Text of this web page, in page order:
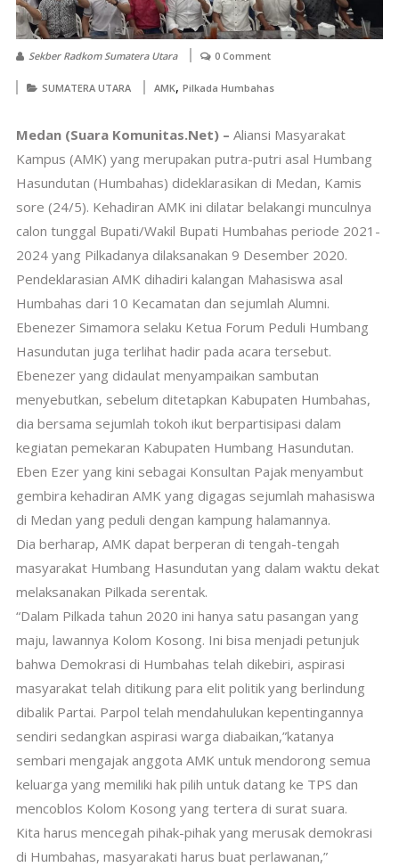
Sekber Radkom Sumatera Utara 0 Comment
SUMATERA UTARA AMK, Pilkada Humbahas
Medan (Suara Komunitas.Net) – Aliansi Masyarakat
Kampus (AMK) yang merupakan putra-putri asal Humbang
Hasundutan (Humbahas) dideklarasikan di Medan, Kamis
sore (24/5). Kehadiran AMK ini dilatar belakangi munculnya
calon tunggal Bupati/Wakil Bupati Humbahas periode 2021-
2024 yang Pilkadanya dilaksanakan 9 Desember 2020.
Pendeklarasian AMK dihadiri kalangan Mahasiswa asal
Humbahas dari 10 Kecamatan dan sejumlah Alumni.
Ebenezer Simamora selaku Ketua Forum Peduli Humbang
Hasundutan juga terlihat hadir pada acara tersebut.
Ebenezer yang didaulat menyampaikan sambutan
menyebutkan, sebelum ditetapkan Kabupaten Humbahas,
dia bersama sejumlah tokoh ikut berpartisipasi dalam
kegiatan pemekaran Kabupaten Humbang Hasundutan.
Eben Ezer yang kini sebagai Konsultan Pajak menyambut
gembira kehadiran AMK yang digagas sejumlah mahasiswa
di Medan yang peduli dengan kampung halamannya.
Dia berharap, AMK dapat berperan di tengah-tengah
masyarakat Humbang Hasundutan yang dalam waktu dekat
melaksanakan Pilkada serentak.
“Dalam Pilkada tahun 2020 ini hanya satu pasangan yang
maju, lawannya Kolom Kosong. Ini bisa menjadi petunjuk
bahwa Demokrasi di Humbahas telah dikebiri, aspirasi
masyarakat telah ditikung para elit politik yang berlindung
dibalik Partai. Parpol telah mendahulukan kepentingannya
sendiri sedangkan aspirasi warga diabaikan,”katanya
sembari mengajak anggota AMK untuk mendorong semua
keluarga yang memiliki hak pilih untuk datang ke TPS dan
mencoblos Kolom Kosong yang tertera di surat suara.
Kita harus mencegah pihak-pihak yang merusak demokrasi
di Humbahas, masyarakati harus buat perlawanan,”